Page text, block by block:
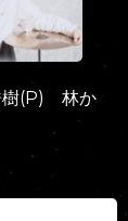
樹(P) 林か